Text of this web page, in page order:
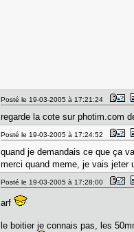
Posté le 19-03-2005 à 17:21:24
regarde la cote sur photim.com
Posté le 19-03-2005 à 17:24:52
quand je demandais ce que ça
merci quand meme, je vais jeter
Posté le 19-03-2005 à 17:28:00
arf
le boitier je connais pas, les